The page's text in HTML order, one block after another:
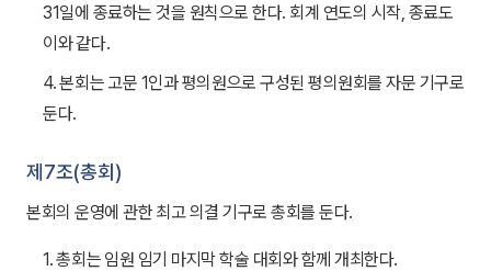
31일에 종료하는 것을 원칙으로 한다. 회계 연도의 시작, 종료도
이와 같다.
4. 본회는 고문 1인과 평의원으로 구성된 평의원회를 자문 기구로
둔다.
제7조(총회)
본회의 운영에 관한 최고 의결 기구로 총회를 둔다.
1. 총회는 임원 임기 마지막 학술 대회와 함께 개최한다.